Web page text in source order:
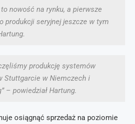
nowość na rynku, a pierwsze
produkcji seryjnej jeszcze w tym
produkcję systemów
Stuttgarcie w Niemczech i
– powiedział Hartung.
osiągnąć sprzedaż na poziomie